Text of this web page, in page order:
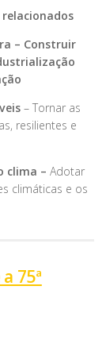
– Construir
– Tornar as
resilientes e
clima – Adotar
climáticas e os
75ª